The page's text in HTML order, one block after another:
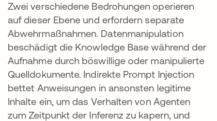
Zwei verschiedene Bedrohungen operieren
auf dieser Ebene und erfordern separate
Abwehrmaßnahmen. Datenmanipulation
beschädigt die Knowledge Base während der
Aufnahme durch böswillige oder manipulierte
Quelldokumente. Indirekte Prompt Injection
bettet Anweisungen in ansonsten legitime
Inhalte ein, um das Verhalten von Agenten
zum Zeitpunkt der Inferenz zu kapern, und